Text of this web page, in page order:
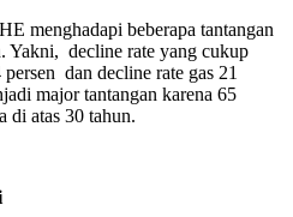
menghadapi beberapa tantangan
Yakni, decline rate yang cukup
dan decline rate gas 21
major tantangan karena 65
di atas 30 tahun.